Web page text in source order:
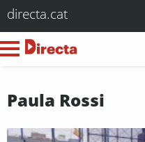
directa.cat
Paula Rossi